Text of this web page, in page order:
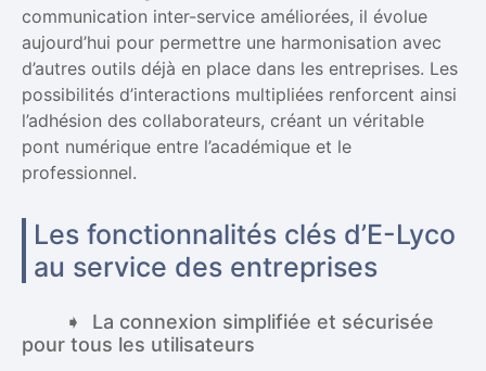
communication inter-service améliorées, il évolue
aujourd’hui pour permettre une harmonisation avec
d’autres outils déjà en place dans les entreprises. Les
possibilités d’interactions multipliées renforcent ainsi
l’adhésion des collaborateurs, créant un véritable
pont numérique entre l’académique et le
professionnel.
Les fonctionnalités clés d’E-Lyco
au service des entreprises
La connexion simplifiée et sécurisée
pour tous les utilisateurs